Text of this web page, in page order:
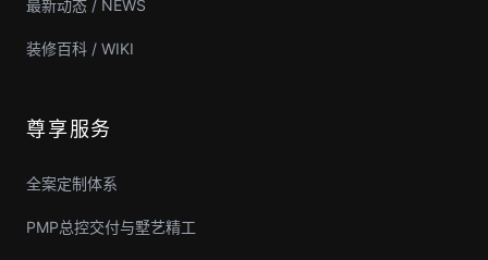
最新动态 / NEWS
装修百科 / WIKI
尊享服务
全案定制体系
PMP总控交付与墅艺精工